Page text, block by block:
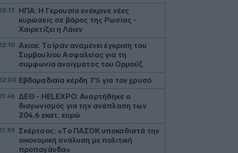
ΗΠΑ: Η Γερουσία ενέκρινε νέες
κυρώσεις σε βάρος της Ρωσίας -
Χαιρετίζει η Λάιεν
Axios: Το Ιράν αναμένει έγκριση του
Συμβουλίου Ασφαλείας για τη
συμφωνία ανοίγματος του Ορμούζ
Εβδομαδιαία κέρδη 7% για τον χρυσό
ΔΕΘ - HELEXPO: Αναρτήθηκε ο
διαγωνισμός για την ανάπλαση των
204,6 εκατ. ευρώ
Σκέρτσος: «Το ΠΑΣΟΚ υποκαθιστά την
οικονομική ανάλυση με πολιτική
προπαγάνδα»